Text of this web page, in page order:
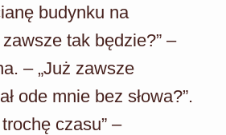
budynku na
tak będzie?” –
– „Już zawsze
ode mnie bez słowa?”.
czasu” –